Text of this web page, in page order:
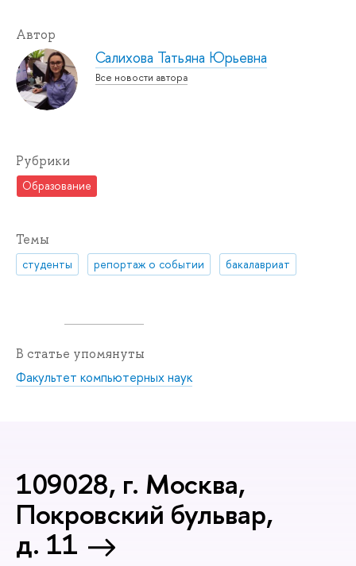
Автор
Салихова Татьяна Юрьевна
Все новости автора
Рубрики
Образование
Темы
студенты репортаж о событии бакалавриат
В статье упомянуты
Факультет компьютерных наук
109028, г. Москва,
Покровский бульвар,
д. 11